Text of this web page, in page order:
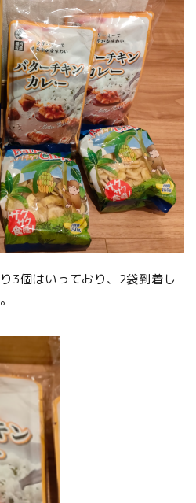
3個はいっており、2袋到着し